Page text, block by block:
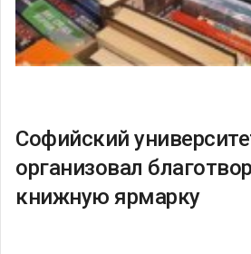
Софийский
организовал
книжную ярмарку